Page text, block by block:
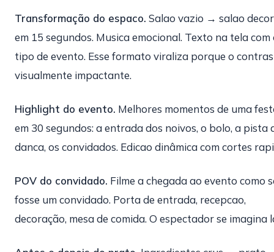
Transformação do espaco. Salao vazio → salao
em 15 segundos. Musica emocional. Texto na tela com
tipo de evento. Esse formato viraliza porque o
visualmente impactante.
Highlight do evento. Melhores momentos de uma
em 30 segundos: a entrada dos noivos, o bolo, a pista
danca, os convidados. Edicao dinâmica com cortes
POV do convidado. Filme a chegada ao evento como
fosse um convidado. Porta de entrada, recepcao,
decoração, mesa de comida. O espectador se imagina